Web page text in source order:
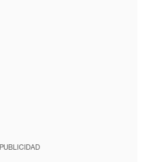
PUBLICIDAD